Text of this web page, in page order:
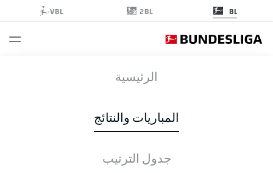
BL
2BL
VBL
الرئيسية
المباريات والنتائج
جدول الترتيبالأخبار التشكيلات الإحصائيات